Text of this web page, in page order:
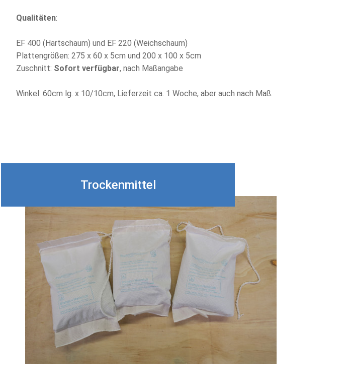
Qualitäten:
EF 400 (Hartschaum) und EF 220 (Weichschaum)
Plattengrößen: 275 x 60 x 5cm und 200 x 100 x 5cm
Zuschnitt: Sofort verfügbar, nach Maßangabe
Winkel: 60cm lg. x 10/10cm, Lieferzeit ca. 1 Woche, aber auch nach Maß.
Trockenmittel